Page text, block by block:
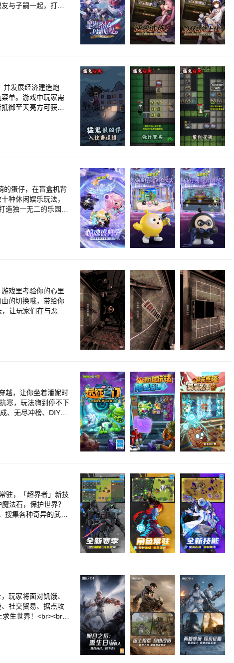
与子嗣一起，打破
画改编，划
身临其境走进吸血
众不同的冒险之
<br>坚守友谊，组
星之能量|守护法阵|
未停止前行的《血
并发展经济建造炮
单。游戏中玩家需
御至天亮方可获
的蛋仔，在盲盒机背
种休闲娱乐玩法，
独一无二的乐园地
戏里考验你的心里
的切换哦，带给你
让玩家们在与恶魔
法，让玩家们感受到
越，让你坐着潘妮时
寒，玩法嗨到停不下
、无尽冲榜、DIY庭
驻，「超界者」新技
法石，保护世界？
搜集各种奇异的武
花式通关！<br>经
玩法等你体验！<br
玩家将面对饥饿、
社交贸易、据点攻
生世界！<br><br>
最有力的回应。<br
、风雪肆虐的高
弱的火光；研制药